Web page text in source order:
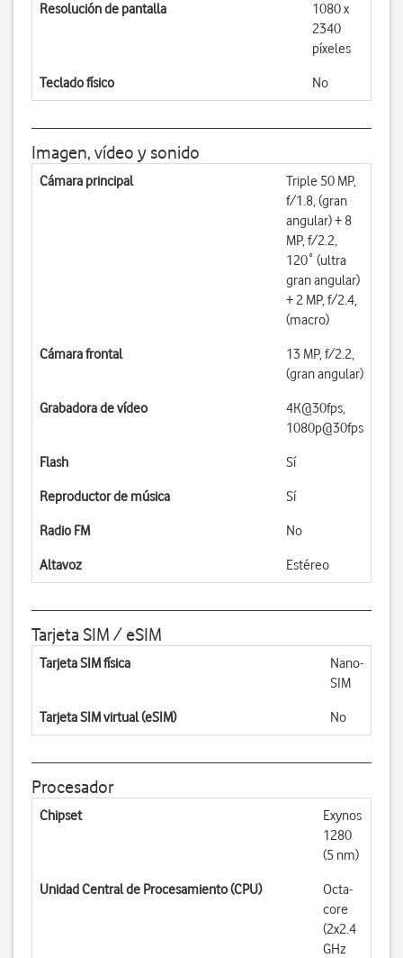
Resolución de pantalla
1080 x
2340
píxeles
Teclado físico No
Imagen, vídeo y sonido
Cámara principal
Triple 50 MP,
f/1.8, (gran
angular) + 8
MP, f/2.2,
120˚ (ultra
gran angular)
+ 2 MP, f/2.4,
(macro)
Cámara frontal
13 MP, f/2.2,
(gran angular)
Grabadora de vídeo
4K@30fps,
1080p@30fps
Flash Sí
Reproductor de música Sí
Radio FM No
Altavoz Estéreo
Tarjeta SIM / eSIM
Tarjeta SIM física
Nano-
SIM
Tarjeta SIM virtual (eSIM) No
Procesador
Chipset
Exynos
1280
(5 nm)
Unidad Central de Procesamiento (CPU)
Octa-
core
(2x2.4
GHz